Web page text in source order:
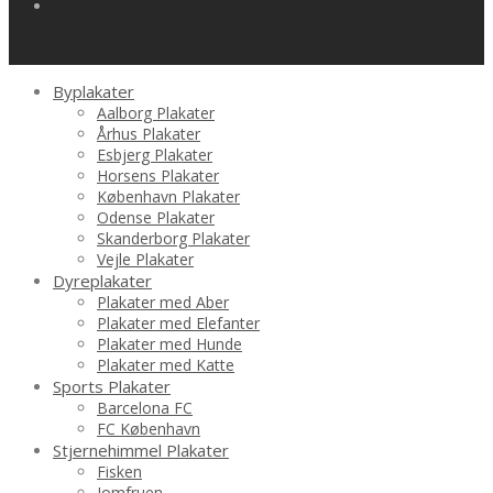
Byplakater
Aalborg Plakater
Århus Plakater
Esbjerg Plakater
Horsens Plakater
København Plakater
Odense Plakater
Skanderborg Plakater
Vejle Plakater
Dyreplakater
Plakater med Aber
Plakater med Elefanter
Plakater med Hunde
Plakater med Katte
Sports Plakater
Barcelona FC
FC København
Stjernehimmel Plakater
Fisken